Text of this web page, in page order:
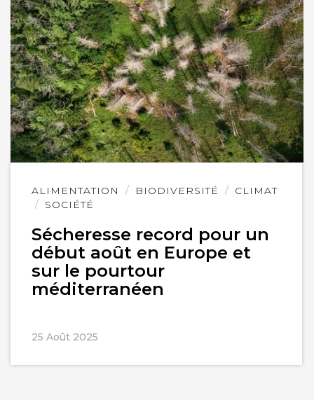
ALIMENTATION BIODIVERSITÉ
CLIMAT
SOCIÉTÉ
Sécheresse record pour un
début août en Europe et
sur le pourtour
méditerranéen
25 Août 2025
Lire
l'article